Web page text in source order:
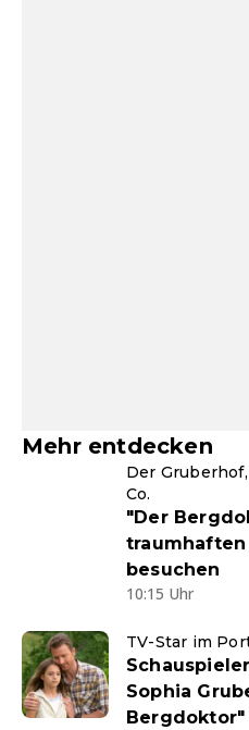
Mehr entdecken
Der
Co.
"Der
besuchen
10:15 Uhr
TV-Star im
Sophia
Bergdoktor"